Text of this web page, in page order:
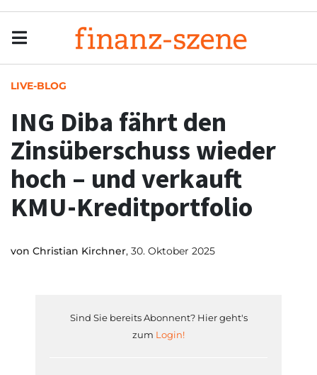
LIVE-BLOG
ING Diba fährt den
Zinsüberschuss wieder
hoch – und verkauft
KMU-Kreditportfolio
von Christian Kirchner, 30. Oktober 2025
Sind Sie bereits Abonnent? Hier geht's
zum Login!